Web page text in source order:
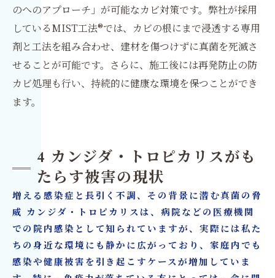
のへのアプローチ」が可能なカビ対策です。弊社が採用
しているMIST工法®では、カビの根にまで浸透する専用
剤と工法を組み合わせ、建材を傷つけずに真菌を死滅さ
せることが可能です。さらに、施工後には再発防止の防
カビ処理も行い、持続的に健康な環境を保つことができ
ます。
4 カンジダ・トロピカリスがも
たらす被害の現状
増える感染症と長引く不調、その背景に潜む真菌の脅
威 カンジダ・トロピカリスは、病院などの医療機関
での院内感染として知られていますが、実際には私た
ちの身近な環境にも静かに広がっており、家庭内でも
感染や健康被害を引き起こすケースが増加していま